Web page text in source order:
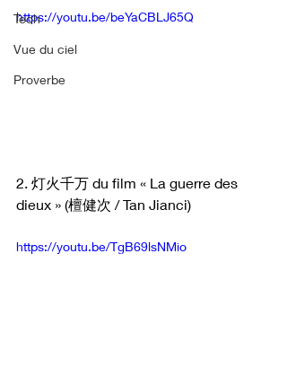
Tech
Vue du ciel
Proverbe
https://youtu.be/beYaCBLJ65Q
2. 灯火千万 du film « La guerre des
dieux » (檀健次 / Tan Jianci)
https://youtu.be/TgB69lsNMio